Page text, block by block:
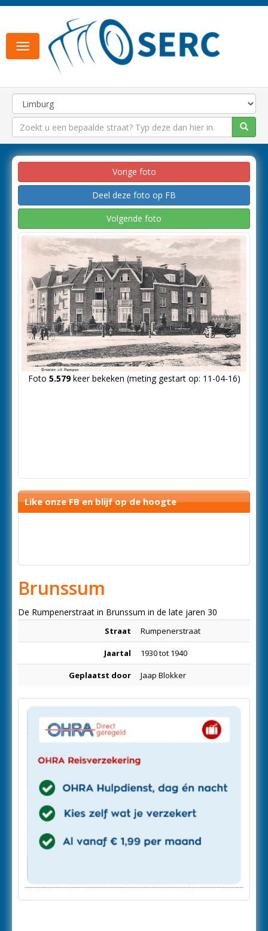
Toggle
navigation
Vorige foto
Deel deze foto op FB
Volgende foto
Foto 5.579keer bekeken (meting gestart op: 11-04-16)
Like onze FB en blijf op de hoogte
Brunssum
De Rumpenerstraat in Brunssum in de late jaren 30
Straat Rumpenerstraat
Jaartal 1930 tot 1940
Geplaatst door Jaap Blokker